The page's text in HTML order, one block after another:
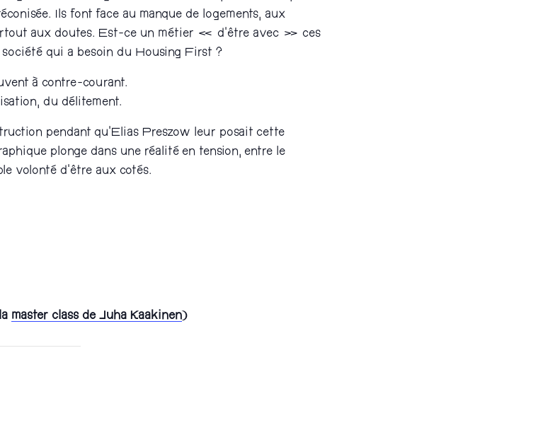
Ils font face au manque de logements, aux
aux doutes. Est-ce un métier « d’être avec » ces
société qui a besoin du Housing First ?
à contre-courant.
du délitement.
pendant qu’Elias Preszow leur posait cette
plonge dans une réalité en tension, entre le
volonté d’être aux cotés.
master class de Juha Kaakinen )